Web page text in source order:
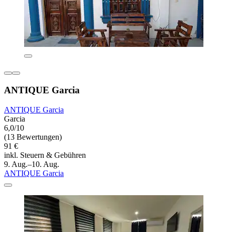
ANTIQUE Garcia
ANTIQUE Garcia
Garcia
6,0/10
(13 Bewertungen)
91 €
inkl. Steuern & Gebühren
9. Aug.–10. Aug.
ANTIQUE Garcia